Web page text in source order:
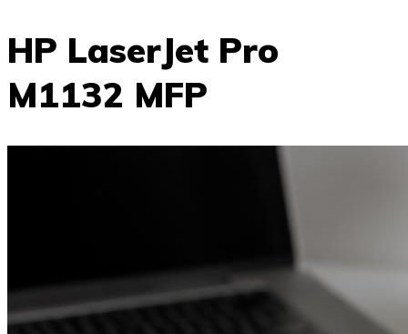
HP LaserJet Pro
M1132 MFP